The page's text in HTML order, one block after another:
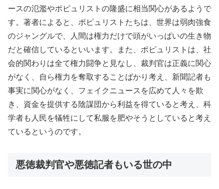
ースの氾濫やポピュリストの隆盛に相当関心があるようで
す。著者によると、ポピュリストたちは、世界は弱肉強食
のジャングルで、人間は権力だけで頭がいっぱいの生き物
だと確信しているといいます。また、ポピュリストは、社
会的関わりは全て権力闘争と見なし、裁判官は正義に関心
がなく、自ら権力を奪取することばかり考え、新聞記者も
事実に関心がなく、フェイクニュースを広めて人々を欺
き、資金を提供する陰謀団から利益を得ていると考え、科
学者も人民を犠牲にして私服を肥やそうとしていると考え
ているというのです。
悪徳裁判官や悪徳記者もいる世の中